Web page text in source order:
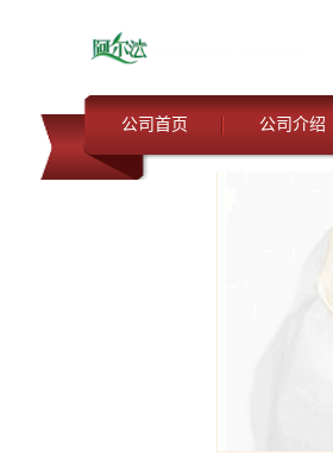
公司首页 公司介绍